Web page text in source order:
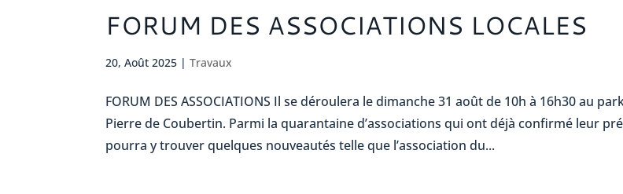
FORUM DES ASSOCIATIONS LOCALES
20, Août 2025 |Travaux
FORUM DES ASSOCIATIONS Il se déroulera le dimanche 31 août de 10h à 16h30 au
Pierre de Coubertin. Parmi la quarantaine d’associations qui ont déjà confirmé leur
pourra y trouver quelques nouveautés telle que l’association du...